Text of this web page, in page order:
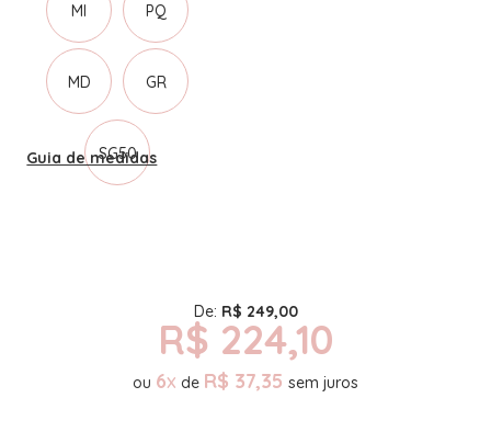
MI PQ
MD GR
SG50
Guia de medidas
De: R$ 249,00
R$ 224,10
ou 6x de R$ 37,35